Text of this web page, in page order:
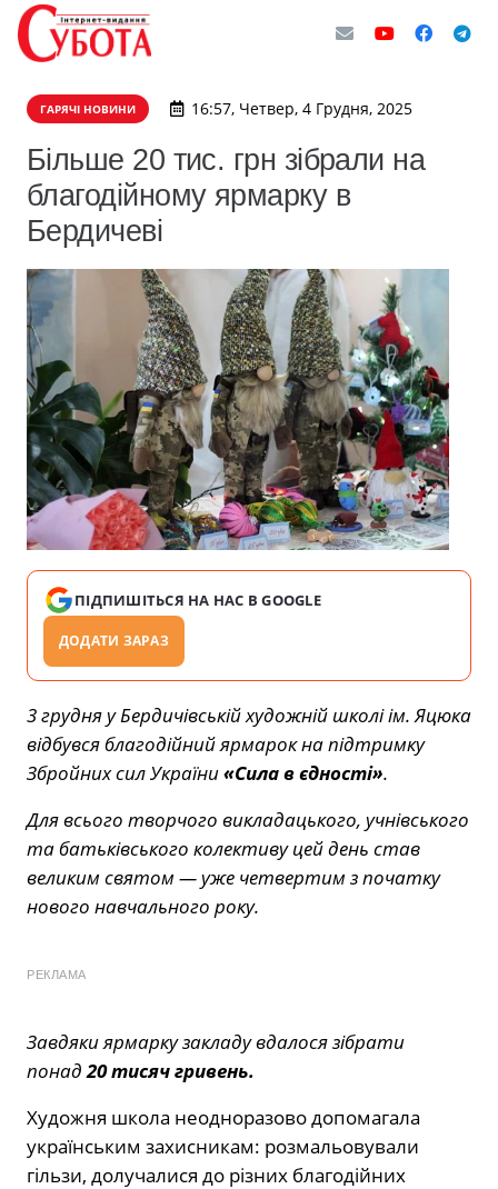
ГАРЯЧІ НОВИНИ 16:57, Четвер, 4 Грудня, 2025
Більше 20 тис. грн зібрали на
благодійному ярмарку в
Бердичеві
ПІДПИШІТЬСЯ НА НАС В GOOGLE
ДОДАТИ ЗАРАЗ
3 грудня у Бердичівській художній школі ім. Яцюка
відбувся благодійний ярмарок на підтримку
Збройних сил України«Сила в єдності».
Для всього творчого викладацького, учнівського
та батьківського колективу цей день став
великим святом — уже четвертим з початку
нового навчального року.
РЕКЛАМА
Завдяки ярмарку закладу вдалося зібрати
понад 20 тисяч гривень.
Художня школа неодноразово допомагала
українським захисникам: розмальовували
гільзи, долучалися до різних благодійних